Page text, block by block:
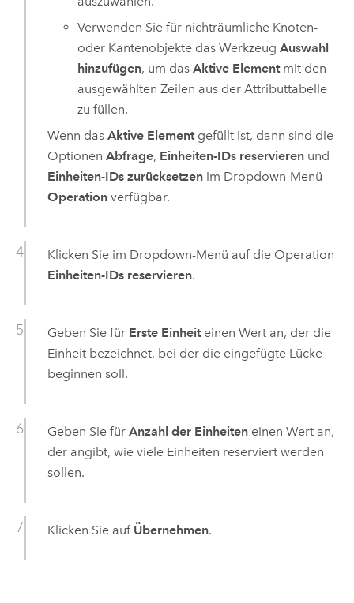
Verwenden Sie für nichträumliche Knoten-
oder Kantenobjekte das WerkzeugAuswahl
hinzufügen, um dasAktive Elementmit den
ausgewählten Zeilen aus der Attributtabelle
zu füllen.
Wenn das Aktive Elementgefüllt ist, dann sind die
Optionen Abfrage, Einheiten-IDs reservierenund
Einheiten-IDs zurücksetzenim Dropdown-Menü
Operationverfügbar.
Klicken Sie im Dropdown-Menü auf die Operation
Einheiten-IDs reservieren.
Geben Sie für Erste Einheiteinen Wert an, der die
Einheit bezeichnet, bei der die eingefügte Lücke
beginnen soll.
Geben Sie für Anzahl der Einheiteneinen Wert an,
der angibt, wie viele Einheiten reserviert werden
sollen.
Klicken Sie auf Übernehmen.